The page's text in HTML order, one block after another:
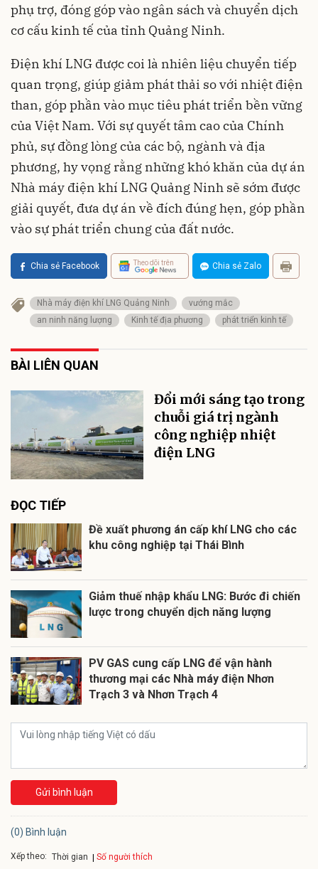
phụ trợ, đóng góp vào ngân sách và chuyển dịch
cơ cấu kinh tế của tỉnh Quảng Ninh.
Điện khí LNG được coi là nhiên liệu chuyển tiếp
quan trọng, giúp giảm phát thải so với nhiệt điện
than, góp phần vào mục tiêu phát triển bền vững
của Việt Nam. Với sự quyết tâm cao của Chính
phủ, sự đồng lòng của các bộ, ngành và địa
phương, hy vọng rằng những khó khăn của dự án
Nhà máy điện khí LNG Quảng Ninh sẽ sớm được
giải quyết, đưa dự án về đích đúng hẹn, góp phần
vào sự phát triển chung của đất nước.
Chia sẻ Facebook Theo dõi trên Chia sẻ Zalo
Nhà máy điện khí LNG Quảng Ninh
vướng mắc
an ninh năng lượng
Kinh tế địa phương phát triển kinh tế
BÀI LIÊN QUAN
Đổi mới sáng tạo trong
chuỗi giá trị ngành
công nghiệp nhiệt
điện LNG
ĐỌC TIẾP
Đề xuất phương án cấp khí LNG cho các
khu công nghiệp tại Thái Bình
Giảm thuế nhập khẩu LNG: Bước đi chiến
lược trong chuyển dịch năng lượng
PV GAS cung cấp LNG để vận hành
thương mại các Nhà máy điện Nhơn
Trạch 3 và Nhơn Trạch 4
Gửi bình luận
(0) Bình luận
Xếp theo: Thời gian Số người thích